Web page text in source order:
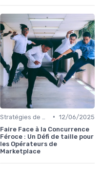
• 12/06/2025
Faire Face à la Concurrence
Féroce : Un Défi de taille pour
les Opérateurs de
Marketplace